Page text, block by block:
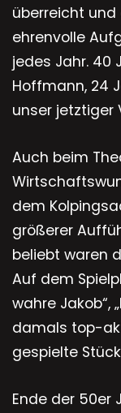
überreicht und
ehrenvolle
jedes Jahr. 40
Hoffmann, 24
unser jetztiger
Auch beim
dem
größerer
beliebt waren
Auf dem
wahre Jakob“,
damals top-
gespielte
Ende der 50er